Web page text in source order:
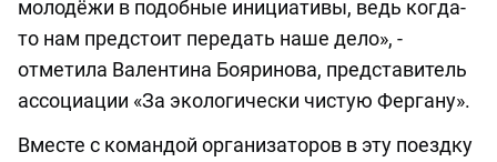
молодёжи в подобные инициативы, ведь когда-
то нам предстоит передать наше дело», -
отметила Валентина Бояринова, представитель
ассоциации «За экологически чистую Фергану».
Вместе с командой организаторов в эту поездку